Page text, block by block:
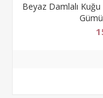
Beyaz Damlalı